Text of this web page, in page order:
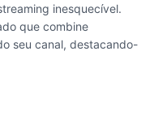
inesquecível.
que combine
seu canal, destacando-